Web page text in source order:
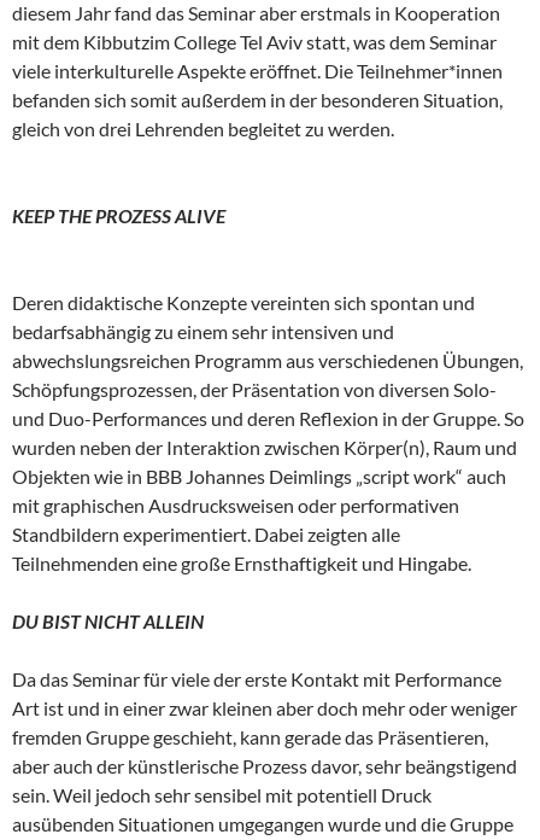
diesem Jahr fand das Seminar aber erstmals in Kooperation
mit dem Kibbutzim College Tel Aviv statt, was dem Seminar
viele interkulturelle Aspekte eröffnet. Die Teilnehmer*innen
befanden sich somit außerdem in der besonderen Situation,
gleich von drei Lehrenden begleitet zu werden.
KEEP THE PROZESS ALIVE
Deren didaktische Konzepte vereinten sich spontan und
bedarfsabhängig zu einem sehr intensiven und
abwechslungsreichen Programm aus verschiedenen Übungen,
Schöpfungsprozessen, der Präsentation von diversen Solo-
und Duo-Performances und deren Reflexion in der Gruppe. So
wurden neben der Interaktion zwischen Körper(n), Raum und
Objekten wie in BBB Johannes Deimlings „script work“ auch
mit graphischen Ausdrucksweisen oder performativen
Standbildern experimentiert. Dabei zeigten alle
Teilnehmenden eine große Ernsthaftigkeit und Hingabe.
DU BIST NICHT ALLEIN
Da das Seminar für viele der erste Kontakt mit Performance
Art ist und in einer zwar kleinen aber doch mehr oder weniger
fremden Gruppe geschieht, kann gerade das Präsentieren,
aber auch der künstlerische Prozess davor, sehr beängstigend
sein. Weil jedoch sehr sensibel mit potentiell Druck
ausübenden Situationen umgegangen wurde und die Gruppe